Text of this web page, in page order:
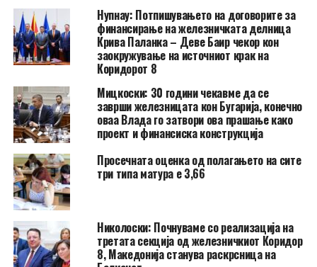
Нупнау: Потпишувањето на договорите за
финансирање на железничката делница
Крива Паланка – Деве Баир чекор кон
заокружување на источниот крак на
Коридорот 8
Мицкоски: 30 години чекавме да се
заврши железницата кон Бугарија, конечно
оваа Влада го затвори ова прашање како
проект и финансиска конструкција
Просечната оценка од полагањето на сите
три типа матура е 3,66
Николоски: Почнуваме со реализација на
третата секција од железничкиот Коридор
8, Македонија станува раскрсница на